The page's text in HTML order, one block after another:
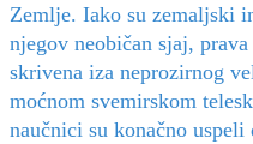
Zemlje. Iako su zemaljski
njegov neobičan sjaj,
skrivena iza neprozirnog
moćnom svemirskom
naučnici su konačno